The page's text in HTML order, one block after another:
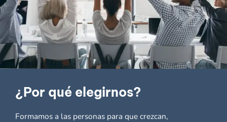
¿Por qué elegirnos?
Formamos a las personas para que crezcan,